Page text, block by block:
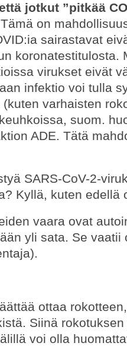
jotkut ”pitkää
Tämä on
sairastavat
koronatestitulosta.
virukset eivät
infektio voi tulla
varhaisten
suom.
ADE. Tätä
SARS-CoV-2-
Kyllä, kuten edellä
vaara ovat
yli sata. Se vaatii
ottaa
Siinä
voi olla